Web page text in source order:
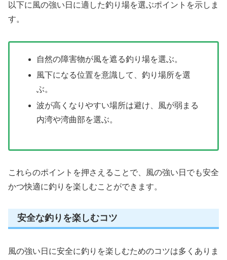
以下に風の強い日に適した釣り場を選ぶポイントを示しま
す。
自然の障害物が風を遮る釣り場を選ぶ。
風下になる位置を意識して、釣り場所を選
ぶ。
波が高くなりやすい場所は避け、風が弱まる
内湾や湾曲部を選ぶ。
これらのポイントを押さえることで、風の強い日でも安全
かつ快適に釣りを楽しむことができます。
安全な釣りを楽しむコツ
風の強い日に安全に釣りを楽しむためのコツは多くありま